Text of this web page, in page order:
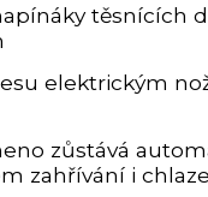
těsnících
elektrickým
zůstává
zahřívání i